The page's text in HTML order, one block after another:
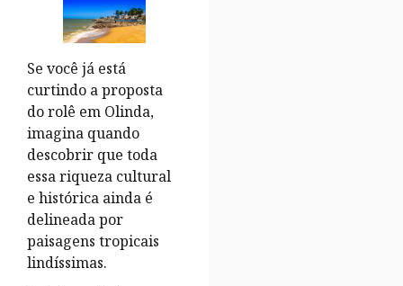
Se você já está
curtindo a proposta
do rolê em Olinda,
imagina quando
descobrir que toda
essa riqueza cultural
e histórica ainda é
delineada por
paisagens tropicais
lindíssimas.